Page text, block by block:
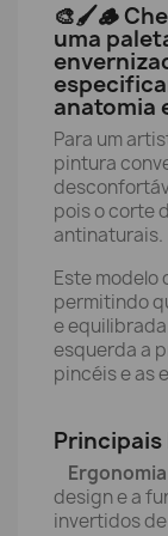
🎨🖌️🪵
uma
anatomia
Para um
pintura
pois o corte
antinaturais.
Este modelo
permitindo
e
esquerda a
pincéis e as
design e a
invertidos